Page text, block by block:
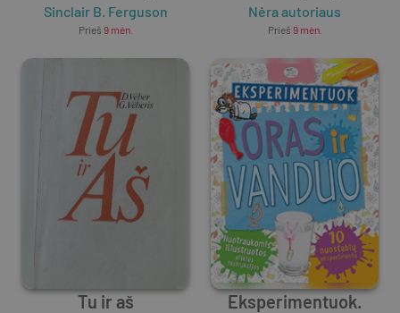
išsaugojęs tikėjimą
iki galo
Sinclair B. Ferguson
Prieš 9 mėn.
Nėra autoriaus
Prieš 9 mėn.
Tu ir aš
Eksperimentuok.